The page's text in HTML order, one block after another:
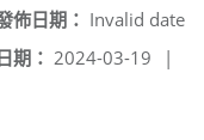
佈日期： Invalid date
期： 2024-03-19 |